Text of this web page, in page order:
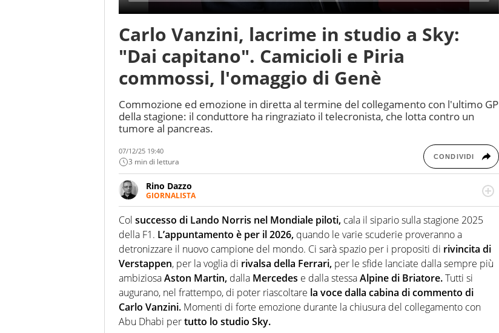
Carlo Vanzini, lacrime in studio a Sky:
"Dai capitano". Camicioli e Piria
commossi, l'omaggio di Genè
Commozione ed emozione in diretta al termine del collegamento con l'ultimo GP
della stagione: il conduttore ha ringraziato il telecronista, che lotta contro un
tumore al pancreas.
07/12/25 19:40
3 min di lettura CONDIVIDI
Rino Dazzo
GIORNALISTA
Se mai ci fosse modo di traslare il glossario del calcio in una nicchia di esperti, lui ne
farebbe parte. Non si perde una svista arbitrale né gli umori social del mondo delle
curve
Col successo di Lando Norris nel Mondiale piloti, cala il sipario sulla stagione 2025
della F1. L’appuntamento è per il 2026, quando le varie scuderie proveranno a
detronizzare il nuovo campione del mondo. Ci sarà spazio per i propositi di rivincita di
Verstappen, per la voglia di rivalsa della Ferrari, per le sfide lanciate dalla sempre più
ambiziosaAston Martin, dalla Mercedes e dalla stessaAlpine di Briatore.Tutti si
augurano, nel frattempo, di poter riascoltare la voce dalla cabina di commento di
Carlo Vanzini. Momenti di forte emozione durante la chiusura del collegamento con
Abu Dhabi pertutto lo studio Sky.